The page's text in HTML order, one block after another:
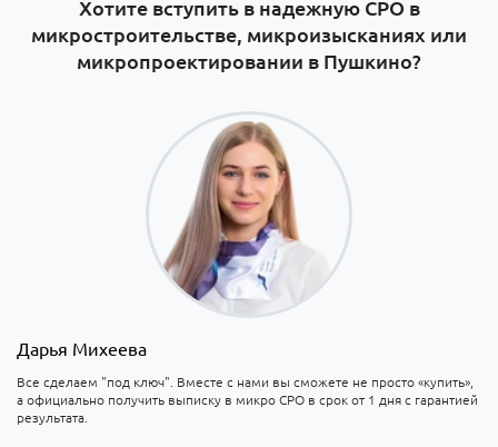
Хотите вступить в надежную СРО в
микростроительстве, микроизысканиях или
микропроектировании в Пушкино?
Дарья Михеева
Все сделаем "под ключ". Вместе с нами вы сможете не просто «купить»,
а официально получить выписку в микро СРО в срок от 1 дня с гарантией
результата.